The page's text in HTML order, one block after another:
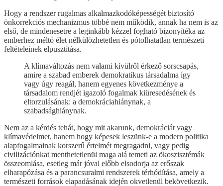
Hogy a rendszer rugalmas alkalmazkodóképességét biztosító
önkorrekciós mechanizmus többé nem működik, annak ha nem is az
első, de mindenesetre a leginkább kézzel fogható bizonyítéka az
emberhez méltó élet nélkülözhetetlen és pótolhatatlan természeti
feltételeinek elpusztítása.
A klímaváltozás nem valami kívülről érkező sorscsapás,
amire a szabad emberek demokratikus társadalma így
vagy úgy reagál, hanem egyenes következménye a
társadalom rendjét igazoló fogalmak kiüresedésének és
eltorzulásának: a demokráciahiánynak, a
szabadsághiánynak.
Nem az a kérdés tehát, hogy mit akarunk, demokráciát vagy
klímavédelmet, hanem hogy képesek leszünk-e a modern politika
alapfogalmainak korszerű értelmét megragadni, vagy pedig
civilizációnkat menthetetlenül maga alá temeti az ökoszisztémák
összeomlása, esetleg már jóval előbb elsodorja az erőszak
elharapózása és a parancsuralmi rendszerek térhódítása, amely a
természeti források elapadásának idején okvetlenül bekövetkezik.